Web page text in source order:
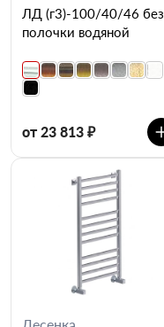
ЛД (г3)-100/40/46 без
полочки водяной
от 23 813 ₽
Лесенка